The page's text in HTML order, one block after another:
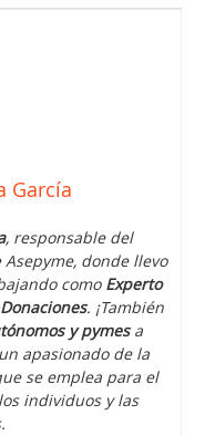
García
, responsable del
donde llevo
como Experto
. ¡También
y pymesa
apasionado de la
se emplea para el
individuos y las